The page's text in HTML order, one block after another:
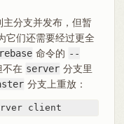
主分支并发布，但暂
它们还需要经过更全
命令的 --
不在 server 分支里
分支上重放：
client